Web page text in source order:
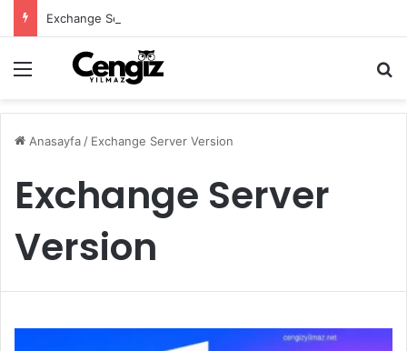
Menü
Anasayfa / Exchange Server Version
Exchange Server
Version